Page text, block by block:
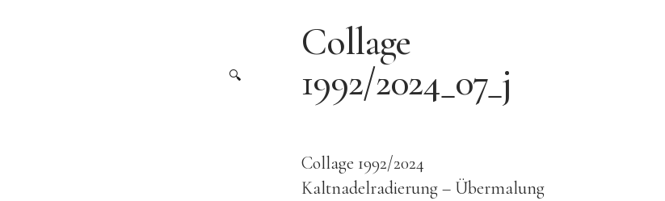
🔍
Collage
1992/2024_07_j
Collage 1992/2024
Kaltnadelradierung – Übermalung